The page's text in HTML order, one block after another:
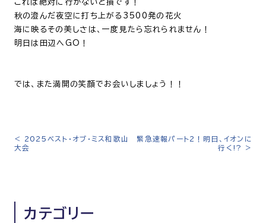
これは絶対に行かないと損です！
秋の澄んだ夜空に打ち上がる3500発の花火
海に映るその美しさは、一度見たら忘れられません！
明日は田辺へGO！
では、また満開の笑顔でお会いしましょう！！
投
ー
<
2025ベスト・オブ・ミス和歌山
大会
緊急速報パート2！明日、イオンに
行く!?
>
カテゴリー